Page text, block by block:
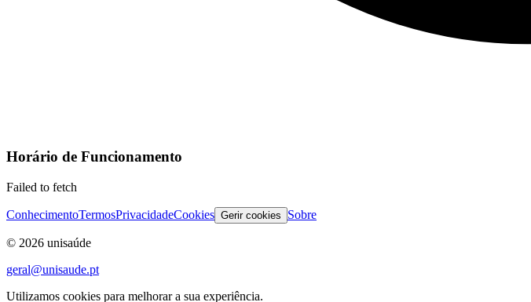
Horário de Funcionamento
Failed to fetch
ConhecimentoTermosPrivacidadeCookies Gerir cookies Sobre
© 2026 unisaúde
geral@unisaude.pt
Utilizamos cookies para melhorar a sua experiência.